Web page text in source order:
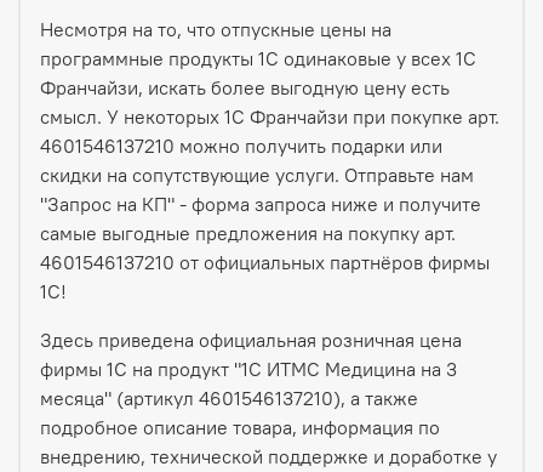
Несмотря на то, что отпускные цены на
программные продукты 1С одинаковые у всех 1С
Франчайзи, искать более выгодную цену есть
смысл. У некоторых 1С Франчайзи при покупке арт.
4601546137210 можно получить подарки или
скидки на сопутствующие услуги. Отправьте нам
"Запрос на КП" - форма запроса ниже и получите
самые выгодные предложения на покупку арт.
4601546137210 от официальных партнёров фирмы
1С!
Здесь приведена официальная розничная цена
фирмы 1С на продукт "1С ИТМС Медицина на 3
месяца" (артикул 4601546137210), а также
подробное описание товара, информация по
внедрению, технической поддержке и доработке у